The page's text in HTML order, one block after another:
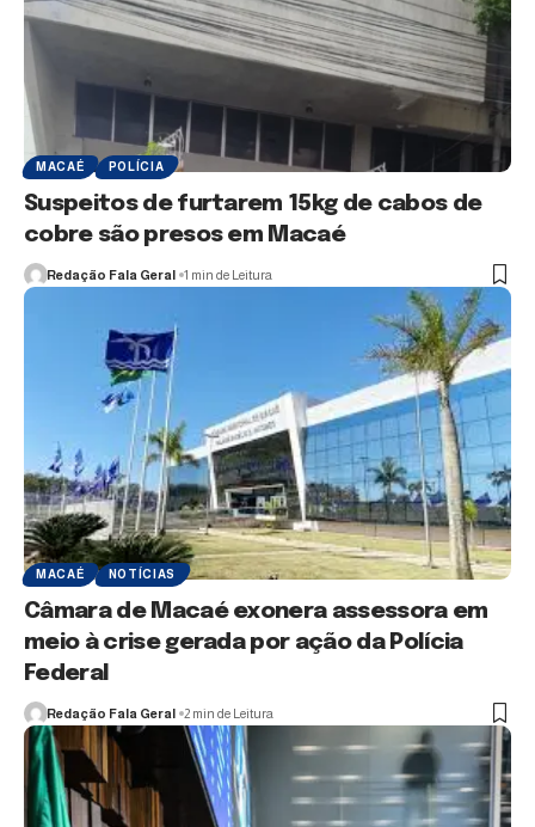
MACAÉ POLÍCIA
Suspeitos de furtarem 15kg de cabos de
cobre são presos em Macaé
Redação Fala Geral 1 min de Leitura
MACAÉ NOTÍCIAS
Câmara de Macaé exonera assessora em
meio à crise gerada por ação da Polícia
Federal
Redação Fala Geral 2 min de Leitura